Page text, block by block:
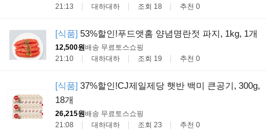
21:13
대하대하 조회 18 추천 0
[식품] 53%할인!푸드앳홈 양념명란젓 파지, 1kg, 1개
12,500원배송 무료토스쇼핑
21:10
대하대하 조회 19 추천 0
[식품] 37%할인!CJ제일제당 햇반 백미 큰공기, 300g,
18개
26,215원배송 무료토스쇼핑
21:08
대하대하 조회 23 추천 0